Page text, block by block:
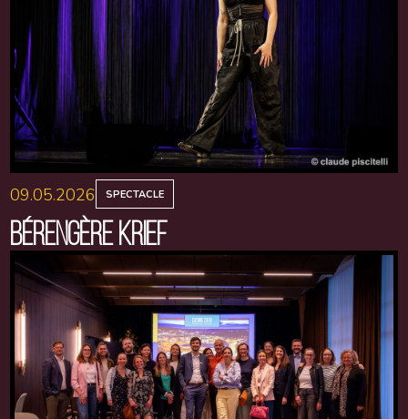
09.05.2026 SPECTACLE
BÉRENGÈRE KRIEF